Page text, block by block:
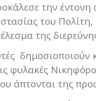
την
του Πολίτη,
της
δημοσιοποιούν
φυλακές
άπτονται της